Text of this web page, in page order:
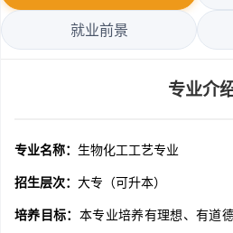
就业前景
专业介
专业名称： 生物化工工艺专业
招生层次： 大专（可升本）
培养目标： 本专业培养有理想、有道